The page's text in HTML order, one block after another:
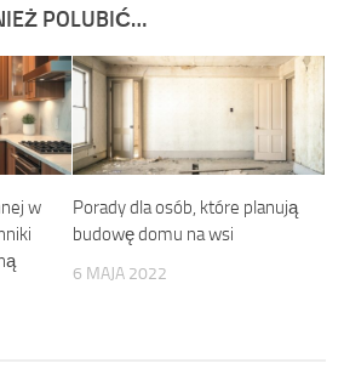
POLUBIĆ…
w
Porady dla osób, które planują
budowę domu na wsi
6 MAJA 2022